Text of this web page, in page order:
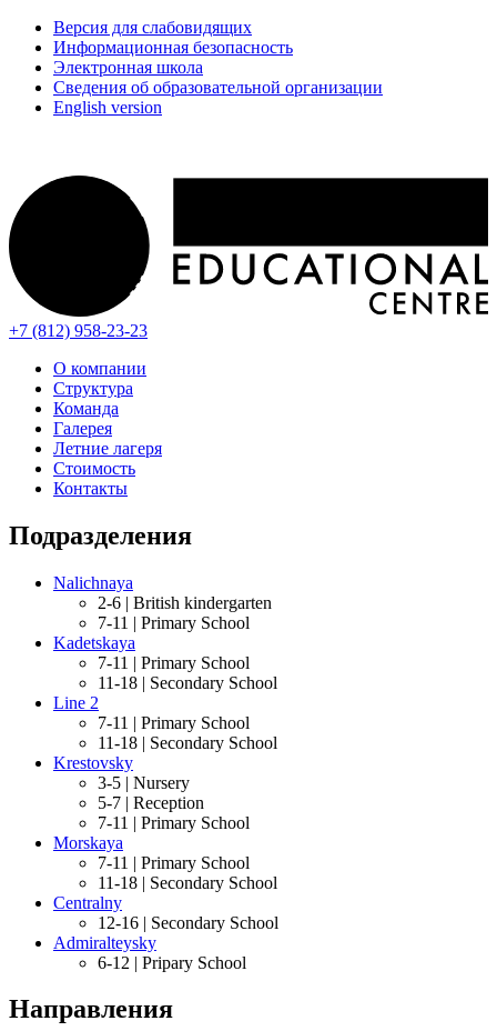
Версия для слабовидящих
Информационная безопасность
Электронная школа
Сведения об образовательной организации
English version
+7 (812) 958-23-23
О компании
Структура
Команда
Галерея
Летние лагеря
Стоимость
Контакты
Подразделения
Nalichnaya
2-6 | British kindergarten
7-11 | Primary School
Kadetskaya
7-11 | Primary School
11-18 | Secondary School
Line 2
7-11 | Primary School
11-18 | Secondary School
Krestovsky
3-5 | Nursery
5-7 | Reception
7-11 | Primary School
Morskaya
7-11 | Primary School
11-18 | Secondary School
Centralny
12-16 | Secondary School
Admiralteysky
6-12 | Pripary School
Направления